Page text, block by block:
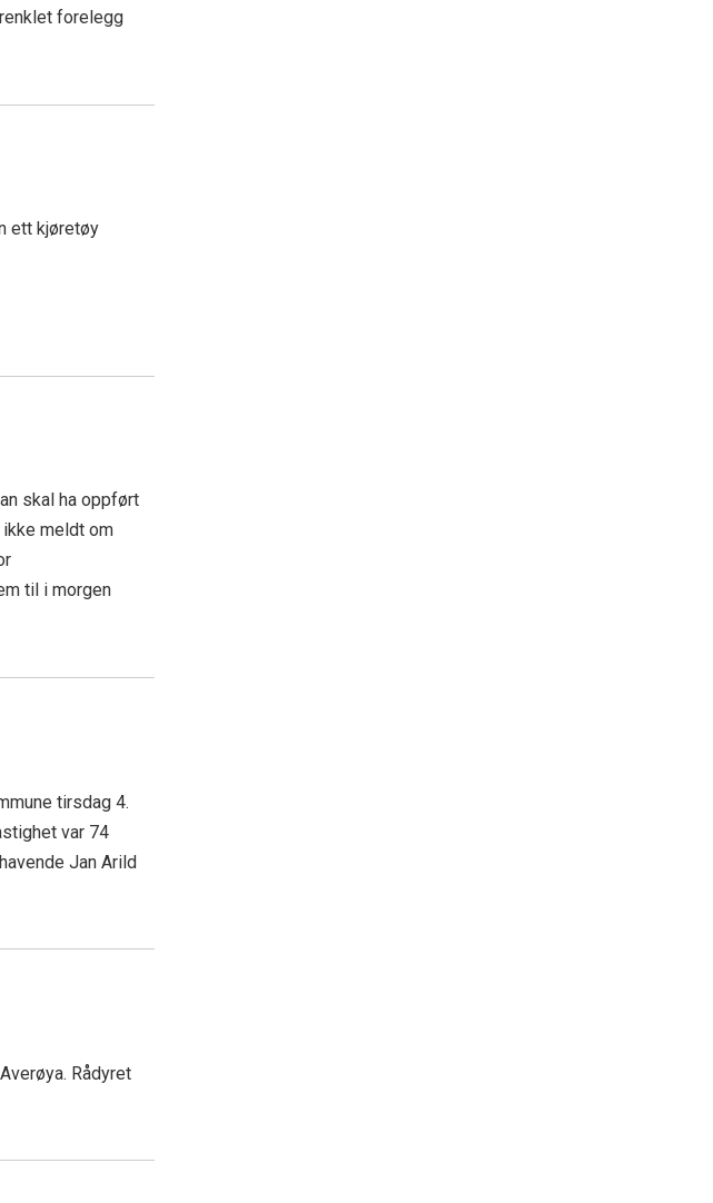
forelegg
ett kjøretøy
skal ha oppført
meldt om
til i morgen
tirsdag 4.
var 74
Jan Arild
Rådyret